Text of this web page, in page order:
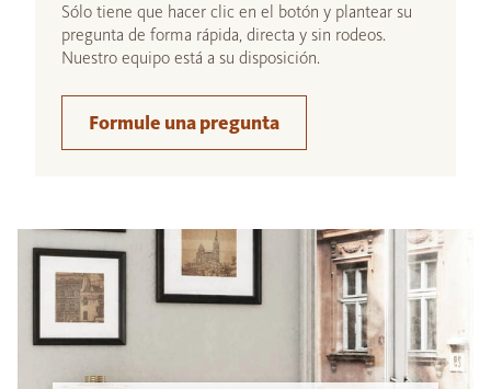
Sólo tiene que hacer clic en el botón y plantear su
pregunta de forma rápida, directa y sin rodeos.
Nuestro equipo está a su disposición.
Formule una pregunta